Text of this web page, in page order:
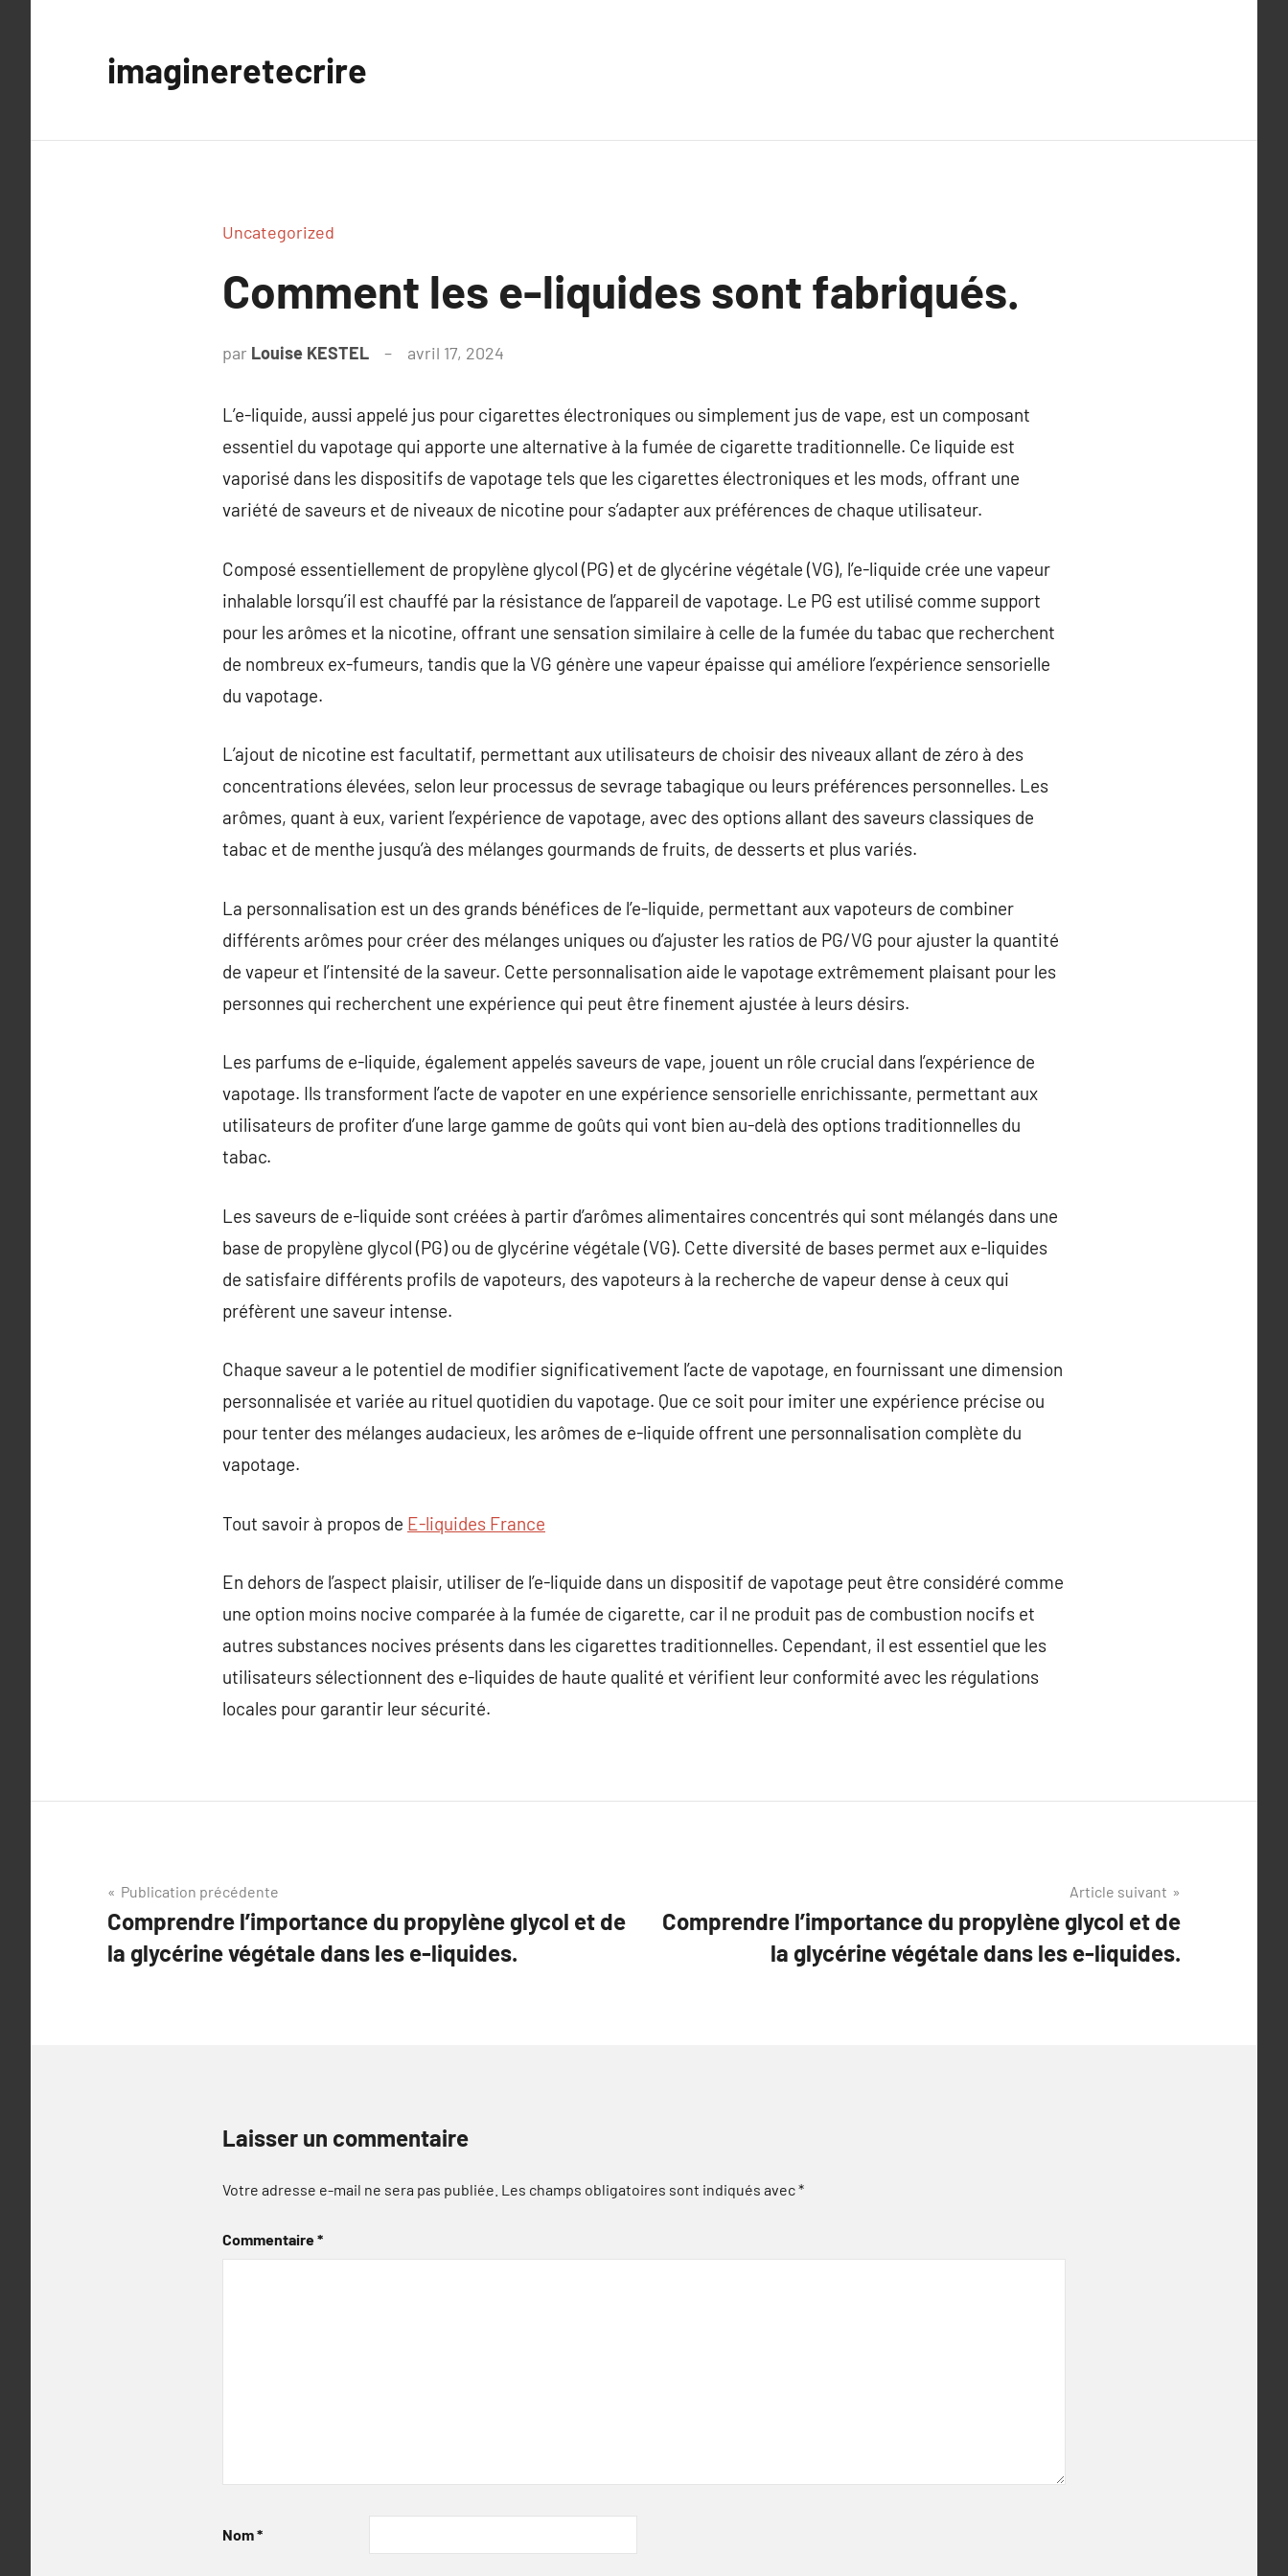
imagineretecrire
Uncategorized
Comment les e-liquides sont fabriqués.
par Louise KESTEL avril 17, 2024
L’e-liquide, aussi appelé jus pour cigarettes électroniques ou simplement jus de vape, est un composant
essentiel du vapotage qui apporte une alternative à la fumée de cigarette traditionnelle. Ce liquide est
vaporisé dans les dispositifs de vapotage tels que les cigarettes électroniques et les mods, offrant une
variété de saveurs et de niveaux de nicotine pour s’adapter aux préférences de chaque utilisateur.
Composé essentiellement de propylène glycol (PG) et de glycérine végétale (VG), l’e-liquide crée une vapeur
inhalable lorsqu’il est chauffé par la résistance de l’appareil de vapotage. Le PG est utilisé comme support
pour les arômes et la nicotine, offrant une sensation similaire à celle de la fumée du tabac que recherchent
de nombreux ex-fumeurs, tandis que la VG génère une vapeur épaisse qui améliore l’expérience sensorielle
du vapotage.
L’ajout de nicotine est facultatif, permettant aux utilisateurs de choisir des niveaux allant de zéro à des
concentrations élevées, selon leur processus de sevrage tabagique ou leurs préférences personnelles. Les
arômes, quant à eux, varient l’expérience de vapotage, avec des options allant des saveurs classiques de
tabac et de menthe jusqu’à des mélanges gourmands de fruits, de desserts et plus variés.
La personnalisation est un des grands bénéfices de l’e-liquide, permettant aux vapoteurs de combiner
différents arômes pour créer des mélanges uniques ou d’ajuster les ratios de PG/VG pour ajuster la quantité
de vapeur et l’intensité de la saveur. Cette personnalisation aide le vapotage extrêmement plaisant pour les
personnes qui recherchent une expérience qui peut être finement ajustée à leurs désirs.
Les parfums de e-liquide, également appelés saveurs de vape, jouent un rôle crucial dans l’expérience de
vapotage. Ils transforment l’acte de vapoter en une expérience sensorielle enrichissante, permettant aux
utilisateurs de profiter d’une large gamme de goûts qui vont bien au-delà des options traditionnelles du
tabac.
Les saveurs de e-liquide sont créées à partir d’arômes alimentaires concentrés qui sont mélangés dans une
base de propylène glycol (PG) ou de glycérine végétale (VG). Cette diversité de bases permet aux e-liquides
de satisfaire différents profils de vapoteurs, des vapoteurs à la recherche de vapeur dense à ceux qui
préfèrent une saveur intense.
Chaque saveur a le potentiel de modifier significativement l’acte de vapotage, en fournissant une dimension
personnalisée et variée au rituel quotidien du vapotage. Que ce soit pour imiter une expérience précise ou
pour tenter des mélanges audacieux, les arômes de e-liquide offrent une personnalisation complète du
vapotage.
Tout savoir à propos de E-liquides France
En dehors de l’aspect plaisir, utiliser de l’e-liquide dans un dispositif de vapotage peut être considéré comme
une option moins nocive comparée à la fumée de cigarette, car il ne produit pas de combustion nocifs et
autres substances nocives présents dans les cigarettes traditionnelles. Cependant, il est essentiel que les
utilisateurs sélectionnent des e-liquides de haute qualité et vérifient leur conformité avec les régulations
locales pour garantir leur sécurité.
Navigation
de
l’article
Publication précédente
Comprendre l’importance du propylène glycol et de
la glycérine végétale dans les e-liquides.
Article suivant
Comprendre l’importance du propylène glycol et de
la glycérine végétale dans les e-liquides.
Laisser un commentaire
Votre adresse e-mail ne sera pas publiée. Les champs obligatoires sont indiqués avec*
Commentaire*
Nom*